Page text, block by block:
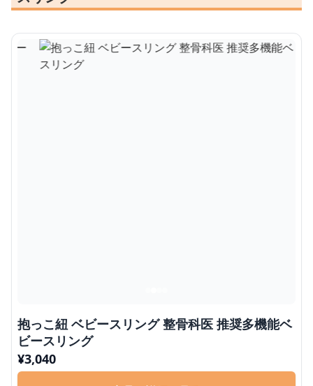
抱っこ紐 ベビースリング 整骨科医 推奨多機能ベ
ビースリング
¥3,040